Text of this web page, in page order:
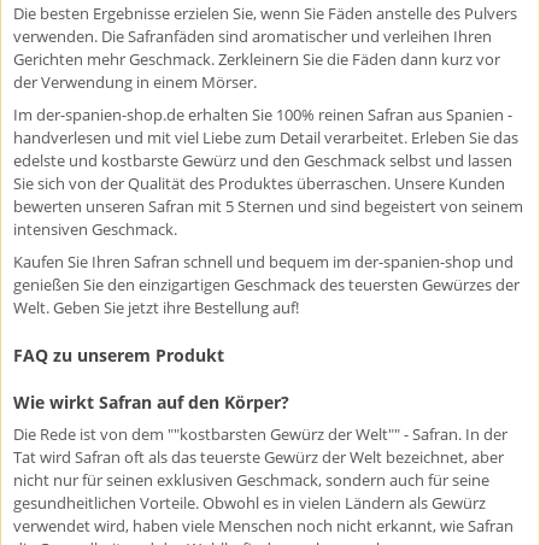
Die besten Ergebnisse erzielen Sie, wenn Sie Fäden anstelle des Pulvers
verwenden. Die Safranfäden sind aromatischer und verleihen Ihren
Gerichten mehr Geschmack. Zerkleinern Sie die Fäden dann kurz vor
der Verwendung in einem Mörser.
Im der-spanien-shop.de erhalten Sie 100% reinen Safran aus Spanien -
handverlesen und mit viel Liebe zum Detail verarbeitet. Erleben Sie das
edelste und kostbarste Gewürz und den Geschmack selbst und lassen
Sie sich von der Qualität des Produktes überraschen. Unsere Kunden
bewerten unseren Safran mit 5 Sternen und sind begeistert von seinem
intensiven Geschmack.
Kaufen Sie Ihren Safran schnell und bequem im der-spanien-shop und
genießen Sie den einzigartigen Geschmack des teuersten Gewürzes der
Welt. Geben Sie jetzt ihre Bestellung auf!
FAQ zu unserem Produkt
Wie wirkt Safran auf den Körper?
Die Rede ist von dem ""kostbarsten Gewürz der Welt"" - Safran. In der
Tat wird Safran oft als das teuerste Gewürz der Welt bezeichnet, aber
nicht nur für seinen exklusiven Geschmack, sondern auch für seine
gesundheitlichen Vorteile. Obwohl es in vielen Ländern als Gewürz
verwendet wird, haben viele Menschen noch nicht erkannt, wie Safran